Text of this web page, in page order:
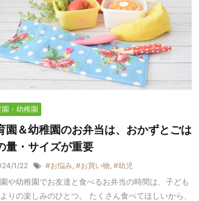
園・幼稚園
園＆幼稚園のお弁当は、おかずとごは
量・サイズが重要
1/22 #お悩み #お買い物 #幼児
や幼稚園でお友達と食べるお弁当の時間は、子ども
りの楽しみのひとつ。 たくさん食べてほしいから、